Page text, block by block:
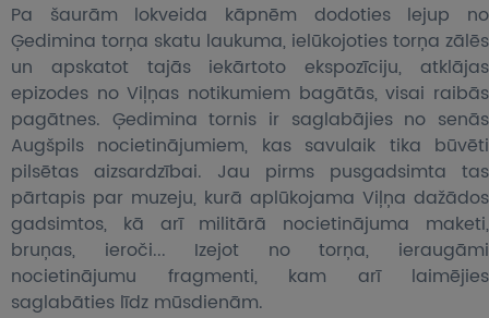
Pa šaurām lokveida kāpnēm dodoties lejup no
Ģedimina torņa skatu laukuma, ielūkojoties torņa zālēs
un apskatot tajās iekārtoto ekspozīciju, atklājas
epizodes no Viļņas notikumiem bagātās, visai raibās
pagātnes. Ģedimina tornis ir saglabājies no senās
Augšpils nocietinājumiem, kas savulaik tika būvēti
pilsētas aizsardzībai. Jau pirms pusgadsimta tas
pārtapis par muzeju, kurā aplūkojama Viļņa dažādos
gadsimtos, kā arī militārā nocietinājuma maketi,
bruņas, ieroči... Izejot no torņa, ieraugāmi
nocietinājumu fragmenti, kam arī laimējies
saglabāties līdz mūsdienām.